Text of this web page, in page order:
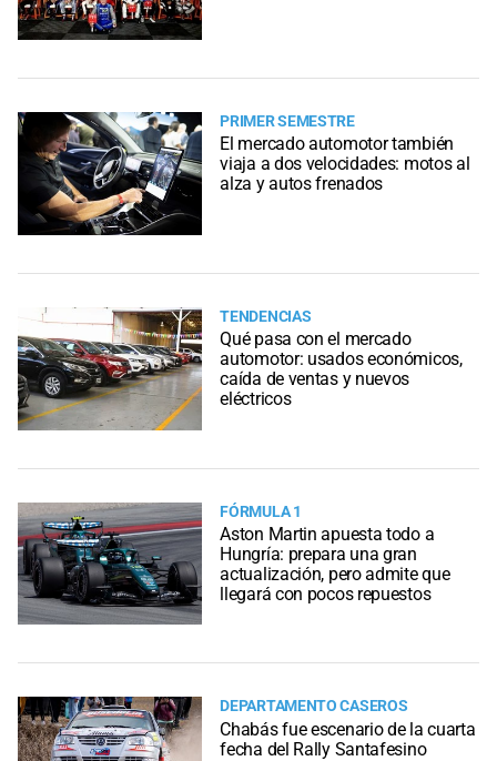
PRIMER SEMESTRE
El mercado automotor también
viaja a dos velocidades: motos al
alza y autos frenados
TENDENCIAS
Qué pasa con el mercado
automotor: usados económicos,
caída de ventas y nuevos
eléctricos
FÓRMULA 1
Aston Martin apuesta todo a
Hungría: prepara una gran
actualización, pero admite que
llegará con pocos repuestos
DEPARTAMENTO CASEROS
Chabás fue escenario de la cuarta
fecha del Rally Santafesino